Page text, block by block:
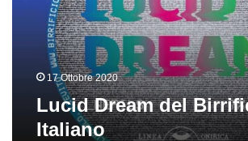
17 Ottobre 2020
Lucid Dream del
Italiano